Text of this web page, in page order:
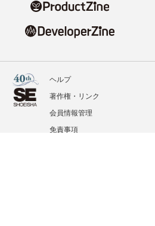
ヘルプ
著作権・リンク
会員情報管理
免責事項